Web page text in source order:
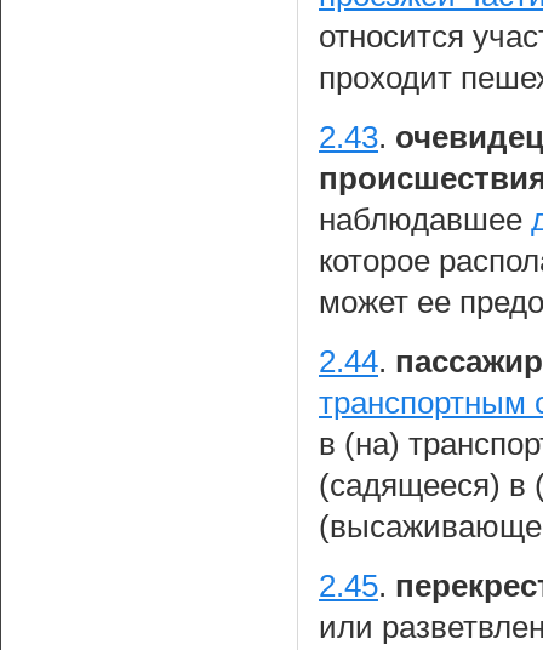
относится
проходит
2.43.
наблюдавшее
которое
может ее
2.44. пассажир
транспортным
в (на)
(садящееся) в
2.45.
или